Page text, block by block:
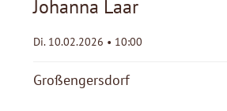
Johanna Laar
Di. 10.02.2026 • 10:00
Großengersdorf